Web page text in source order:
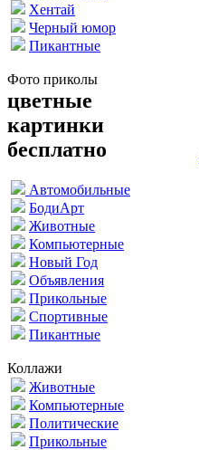
Хентай
Черный юмор
Пикантные
Фото приколы
цветные
картинки
бесплатно
Автомобильные
БодиАрт
Животные
Компьютерные
Новый Год
Объявления
Прикольные
Спортивные
Пикантные
Коллажи
Животные
Компьютерные
Политические
Прикольные